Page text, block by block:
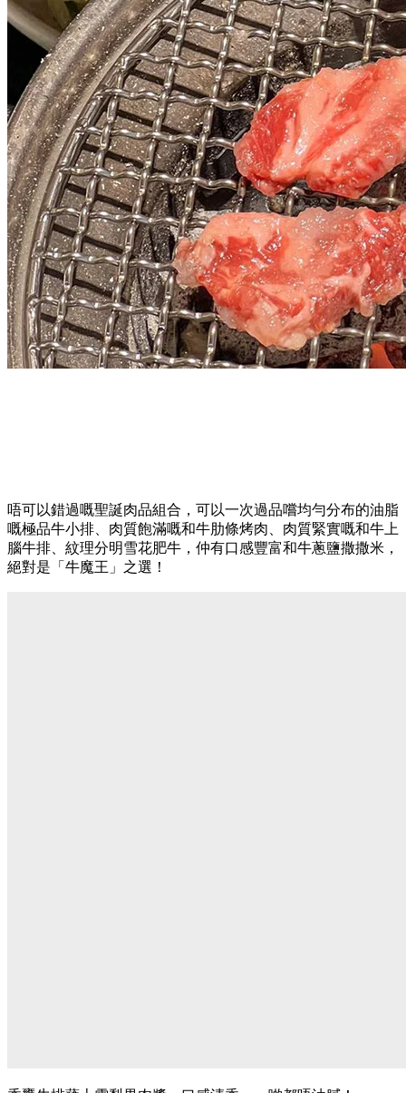
唔可以錯過嘅聖誕肉品組合，可以一次過品嚐均勻分布的油脂
嘅極品牛小排、肉質飽滿嘅和牛肋條烤肉、肉質緊實嘅和牛上
腦牛排、紋理分明雪花肥牛，仲有口感豐富和牛蔥鹽撒撒米，
絕對是「牛魔王」之選！